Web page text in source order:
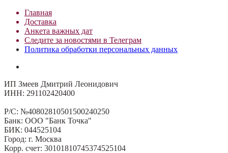
Главная
Доставка
Анкета важных дат
Следите за новостями в Телеграм
Политика обработки персональных данных
ИП Змеев Дмитрий Леонидович
ИНН: 291102420400
Р/С: №40802810501500240250
Банк: ООО "Банк Точка"
БИК: 044525104
Город: г. Москва
Корр. счет: 30101810745374525104